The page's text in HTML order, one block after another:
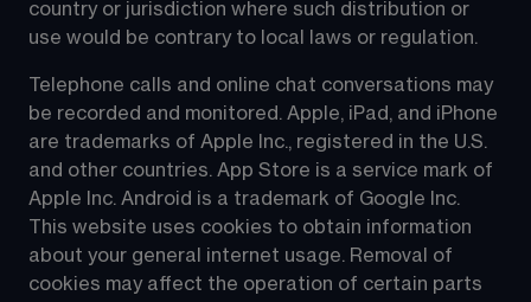
country or jurisdiction where such distribution or
use would be contrary to local laws or regulation.
Telephone calls and online chat conversations may
be recorded and monitored. Apple, iPad, and iPhone
are trademarks of Apple Inc., registered in the U.S.
and other countries. App Store is a service mark of
Apple Inc. Android is a trademark of Google Inc.
This website uses cookies to obtain information
about your general internet usage. Removal of
cookies may affect the operation of certain parts